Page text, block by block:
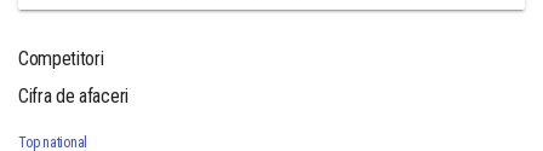
Competitori
Cifra de afaceri
Top national